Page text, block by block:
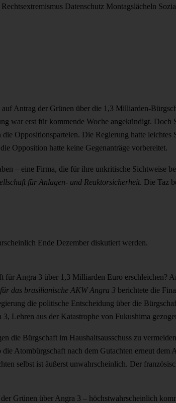
Rechtsextremismus Datenschutz Montagslächeln
auf Antrag der Grünen über die 1,3 Milliarden-
war erst für kommende Woche angekündigt.
Oppositionsparteien. Die Regierung hatte leichtes
Opposition hatte keine Gegenanträge vorbereitet.
– eine Firma, die für ihre unkritische Sichtweise
für Anlagen- und Reaktorsicherheit. Die Taz
Ende Dezember diskutiert werden.
Angra 3 über 1,3 Milliarden Euro erschleichen?
das brasilianische AKW Angra 3 berichtete die
die politische Entscheidung über die
Lehren aus der Katastrophe von Fukushima
die Bürgschaft im Haushaltsausschuss zu
Atombürgschaft nach dem Gutachten erneut dem
selbst ist äußerst unwahrscheinlich. Der
Grünen über Angra 3 – höchstwahrscheinlich